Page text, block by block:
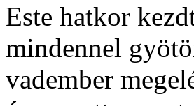
Este hatkor
mindennel
vadember